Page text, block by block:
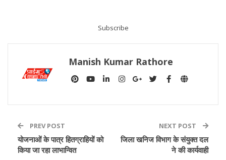
Subscribe
Manish Kumar Rathore
PREV POST
योजनाओं के पात्र हितग्राहियों को
किया जा रहा लाभान्वित
NEXT POST
जिला खनिज विभाग के संयुक्त दल
ने की कार्यवाही